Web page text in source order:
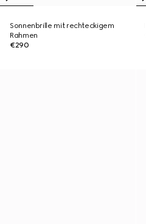
Sonnenbrille mit rechteckigem
Rahmen
€290